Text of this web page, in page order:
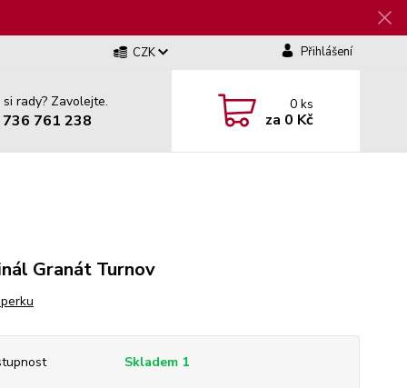
CZK Přihlášení
rady? Zavolejte.
761 238
0ks
za 0 Kč
Granát Turnov
Skladem 1